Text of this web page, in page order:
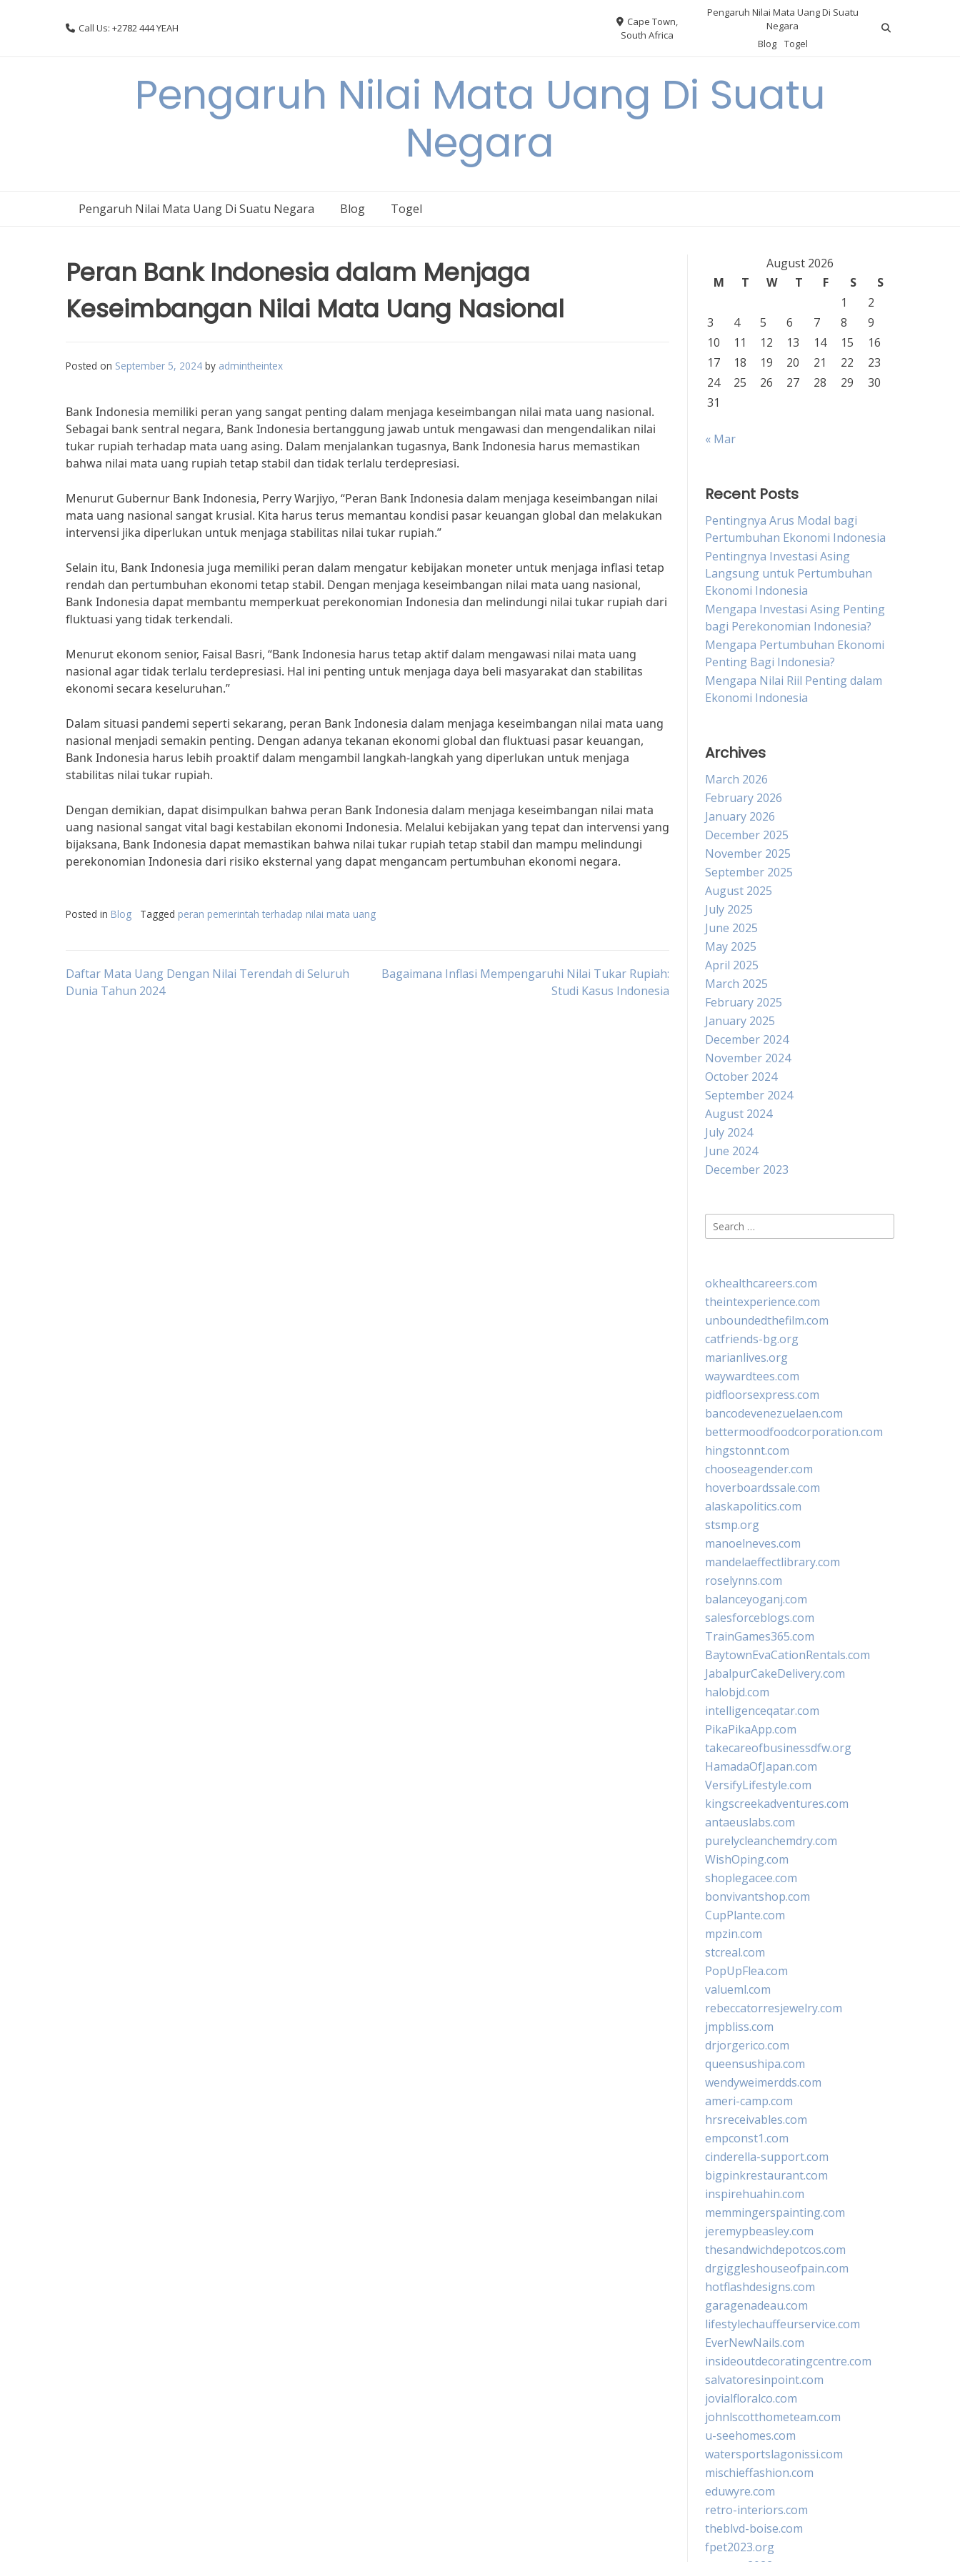
Call Us: +2782 444 YEAH
Cape Town,
South Africa
Pengaruh Nilai Mata Uang Di Suatu
Negara
Blog
Togel
Pengaruh Nilai Mata Uang Di Suatu
Negara
Pengaruh Nilai Mata Uang Di Suatu Negara Blog Togel
Peran Bank Indonesia dalam Menjaga
Keseimbangan Nilai Mata Uang Nasional
Posted on September 5, 2024 by admintheintex
Bank Indonesia memiliki peran yang sangat penting dalam menjaga keseimbangan nilai mata uang nasional.
Sebagai bank sentral negara, Bank Indonesia bertanggung jawab untuk mengawasi dan mengendalikan nilai
tukar rupiah terhadap mata uang asing. Dalam menjalankan tugasnya, Bank Indonesia harus memastikan
bahwa nilai mata uang rupiah tetap stabil dan tidak terlalu terdepresiasi.
Menurut Gubernur Bank Indonesia, Perry Warjiyo, “Peran Bank Indonesia dalam menjaga keseimbangan nilai
mata uang nasional sangat krusial. Kita harus terus memantau kondisi pasar keuangan global dan melakukan
intervensi jika diperlukan untuk menjaga stabilitas nilai tukar rupiah.”
Selain itu, Bank Indonesia juga memiliki peran dalam mengatur kebijakan moneter untuk menjaga inflasi tetap
rendah dan pertumbuhan ekonomi tetap stabil. Dengan menjaga keseimbangan nilai mata uang nasional,
Bank Indonesia dapat membantu memperkuat perekonomian Indonesia dan melindungi nilai tukar rupiah dari
fluktuasi yang tidak terkendali.
Menurut ekonom senior, Faisal Basri, “Bank Indonesia harus tetap aktif dalam mengawasi nilai mata uang
nasional agar tidak terlalu terdepresiasi. Hal ini penting untuk menjaga daya beli masyarakat dan stabilitas
ekonomi secara keseluruhan.”
Dalam situasi pandemi seperti sekarang, peran Bank Indonesia dalam menjaga keseimbangan nilai mata uang
nasional menjadi semakin penting. Dengan adanya tekanan ekonomi global dan fluktuasi pasar keuangan,
Bank Indonesia harus lebih proaktif dalam mengambil langkah-langkah yang diperlukan untuk menjaga
stabilitas nilai tukar rupiah.
Dengan demikian, dapat disimpulkan bahwa peran Bank Indonesia dalam menjaga keseimbangan nilai mata
uang nasional sangat vital bagi kestabilan ekonomi Indonesia. Melalui kebijakan yang tepat dan intervensi yang
bijaksana, Bank Indonesia dapat memastikan bahwa nilai tukar rupiah tetap stabil dan mampu melindungi
perekonomian Indonesia dari risiko eksternal yang dapat mengancam pertumbuhan ekonomi negara.
Posted in Blog Tagged peran pemerintah terhadap nilai mata uang
Post
Daftar Mata Uang Dengan Nilai Terendah di Seluruh
Dunia Tahun 2024
Bagaimana Inflasi Mempengaruhi Nilai Tukar Rupiah:
Studi Kasus Indonesia
August 2026
M
T W T F S
S
1
2
3
4 5 6 7 8
9
10
11 12 13 14 15
16
17
18 19 20 21 22
23
24
25 26 27 28 29
30
31
« Mar
Recent Posts
Pentingnya Arus Modal bagi
Pertumbuhan Ekonomi Indonesia
Pentingnya Investasi Asing
Langsung untuk Pertumbuhan
Ekonomi Indonesia
Mengapa Investasi Asing Penting
bagi Perekonomian Indonesia?
Mengapa Pertumbuhan Ekonomi
Penting Bagi Indonesia?
Mengapa Nilai Riil Penting dalam
Ekonomi Indonesia
Archives
March 2026
February 2026
January 2026
December 2025
November 2025
September 2025
August 2025
July 2025
June 2025
May 2025
April 2025
March 2025
February 2025
January 2025
December 2024
November 2024
October 2024
September 2024
August 2024
July 2024
June 2024
December 2023
Search
for:
okhealthcareers.com
theintexperience.com
unboundedthefilm.com
catfriends-bg.org
marianlives.org
waywardtees.com
pidfloorsexpress.com
bancodevenezuelaen.com
bettermoodfoodcorporation.com
hingstonnt.com
chooseagender.com
hoverboardssale.com
alaskapolitics.com
stsmp.org
manoelneves.com
mandelaeffectlibrary.com
roselynns.com
balanceyoganj.com
salesforceblogs.com
TrainGames365.com
BaytownEvaCationRentals.com
JabalpurCakeDelivery.com
halobjd.com
intelligenceqatar.com
PikaPikaApp.com
takecareofbusinessdfw.org
HamadaOfJapan.com
VersifyLifestyle.com
kingscreekadventures.com
antaeuslabs.com
purelycleanchemdry.com
WishOping.com
shoplegacee.com
bonvivantshop.com
CupPlante.com
mpzin.com
stcreal.com
PopUpFlea.com
valueml.com
rebeccatorresjewelry.com
jmpbliss.com
drjorgerico.com
queensushipa.com
wendyweimerdds.com
ameri-camp.com
hrsreceivables.com
empconst1.com
cinderella-support.com
bigpinkrestaurant.com
inspirehuahin.com
memmingerspainting.com
jeremypbeasley.com
thesandwichdepotcos.com
drgiggleshouseofpain.com
hotflashdesigns.com
garagenadeau.com
lifestylechauffeurservice.com
EverNewNails.com
insideoutdecoratingcentre.com
salvatoresinpoint.com
jovialfloralco.com
johnlscotthometeam.com
u-seehomes.com
watersportslagonissi.com
mischieffashion.com
eduwyre.com
retro-interiors.com
theblvd-boise.com
fpet2023.org